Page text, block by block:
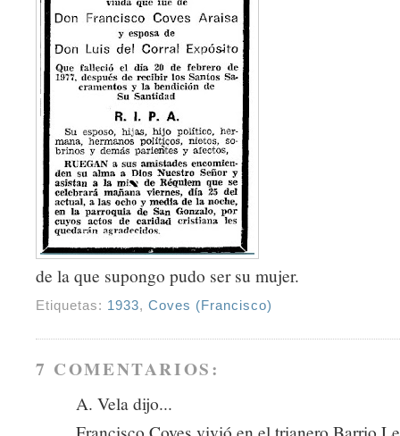
de la que supongo pudo ser su mujer.
Etiquetas: 1933,Coves (Francisco)
7 COMENTARIOS:
A. Vela dijo...